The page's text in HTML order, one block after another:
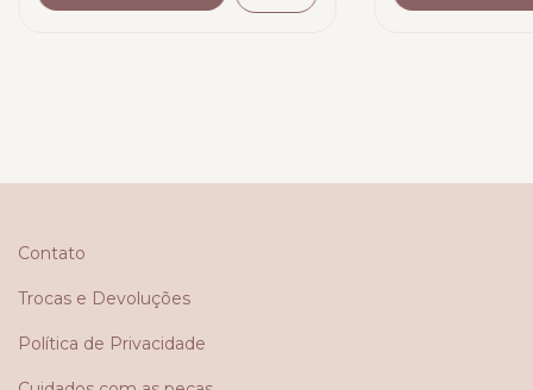
Contato
Trocas e Devoluções
Política de Privacidade